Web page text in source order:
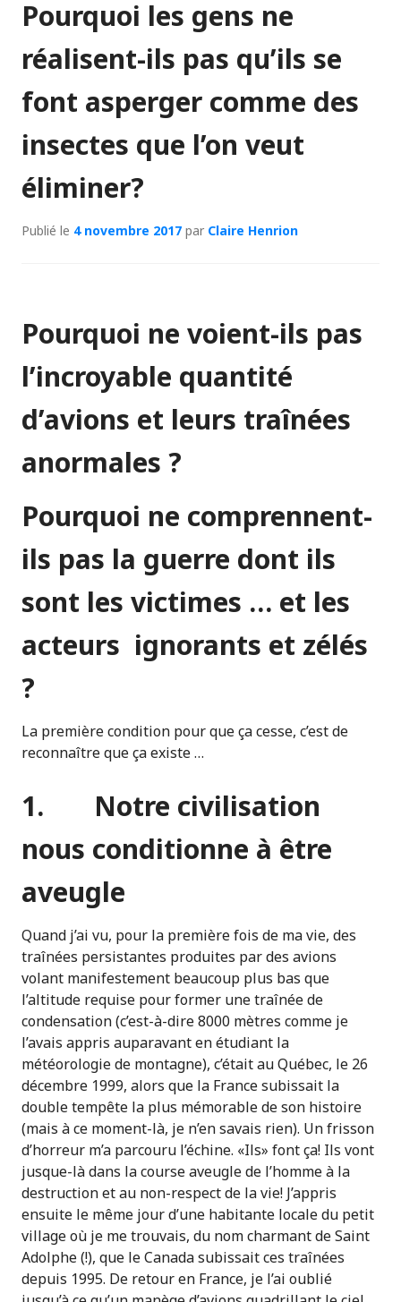
Pourquoi les gens ne
réalisent-ils pas qu’ils se
font asperger comme des
insectes que l’on veut
éliminer?
Publié le 4 novembre 2017 par Claire Henrion
Pourquoi ne voient-ils pas
l’incroyable quantité
d’avions et leurs traînées
anormales ?
Pourquoi ne comprennent-
ils pas la guerre dont ils
sont les victimes … et les
acteurs ignorants et zélés
?
La première condition pour que ça cesse, c’est de
reconnaître que ça existe …
1. Notre civilisation
nous conditionne à être
aveugle
Quand j’ai vu, pour la première fois de ma vie, des
traînées persistantes produites par des avions
volant manifestement beaucoup plus bas que
l’altitude requise pour former une traînée de
condensation (c’est-à-dire 8000 mètres comme je
l’avais appris auparavant en étudiant la
météorologie de montagne), c’était au Québec, le 26
décembre 1999, alors que la France subissait la
double tempête la plus mémorable de son histoire
(mais à ce moment-là, je n’en savais rien). Un frisson
d’horreur m’a parcouru l’échine. «Ils» font ça! Ils vont
jusque-là dans la course aveugle de l’homme à la
destruction et au non-respect de la vie! J’appris
ensuite le même jour d’une habitante locale du petit
village où je me trouvais, du nom charmant de Saint
Adolphe (!), que le Canada subissait ces traînées
depuis 1995. De retour en France, je l’ai oublié